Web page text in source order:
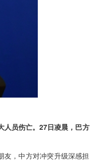
人员伤亡。27日凌晨，巴方
，中方对冲突升级深感担